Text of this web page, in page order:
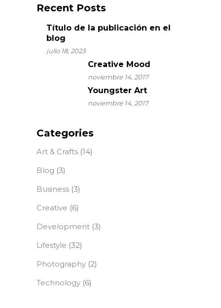
Recent Posts
Título de la publicación en el
blog
julio 18, 2023
Creative Mood
noviembre 14, 2017
Youngster Art
noviembre 14, 2017
Categories
Art & Crafts (14)
Blog (3)
Business (3)
Creative (6)
Development (3)
Lifestyle (32)
Photography (2)
Technology (6)